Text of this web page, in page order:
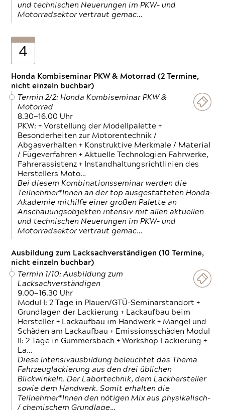
und technischen Neuerungen im PKW- und
Motorradsektor vertraut gemac…
4
Honda Kombiseminar PKW & Motorrad (2 Termine,
nicht einzeln buchbar)
Termin 2/2: Honda Kombiseminar PKW &
Motorrad
8.30—16.00 Uhr
PKW: + Vorstellung der Modellpalette +
Besonderheiten zur Motorentechnik /
Abgasverhalten + Konstruktive Merkmale / Material
/ Fügeverfahren + Aktuelle Technologien Fahrwerke,
Fahrerassistenz + Instandhaltungsrichtlinien des
Herstellers Moto…
Bei diesem Kombinationsseminar werden die
Teilnehmer*Innen an der top ausgestatteten Honda-
Akademie mithilfe einer großen Palette an
Anschauungsobjekten intensiv mit allen aktuellen
und technischen Neuerungen im PKW- und
Motorradsektor vertraut gemac…
Ausbildung zum Lacksachverständigen (10 Termine,
nicht einzeln buchbar)
Termin 1/10: Ausbildung zum
Lacksachverständigen
9.00—16.30 Uhr
Modul I: 2 Tage in Plauen/GTÜ-Seminarstandort +
Grundlagen der Lackierung + Lackaufbau beim
Hersteller + Lackaufbau im Handwerk + Mängel und
Schäden am Lackaufbau + Emissionsschäden Modul
II: 2 Tage in Gummersbach + Workshop Lackierung +
La…
Diese Intensivausbildung beleuchtet das Thema
Fahrzeuglackierung aus den drei üblichen
Blickwinkeln. Der Labortechnik, dem Lackhersteller
sowie dem Handwerk. Somit erhalten die
Teilnehmer*Innen den nötigen Mix aus physikalisch-
/ chemischem Grundlage…